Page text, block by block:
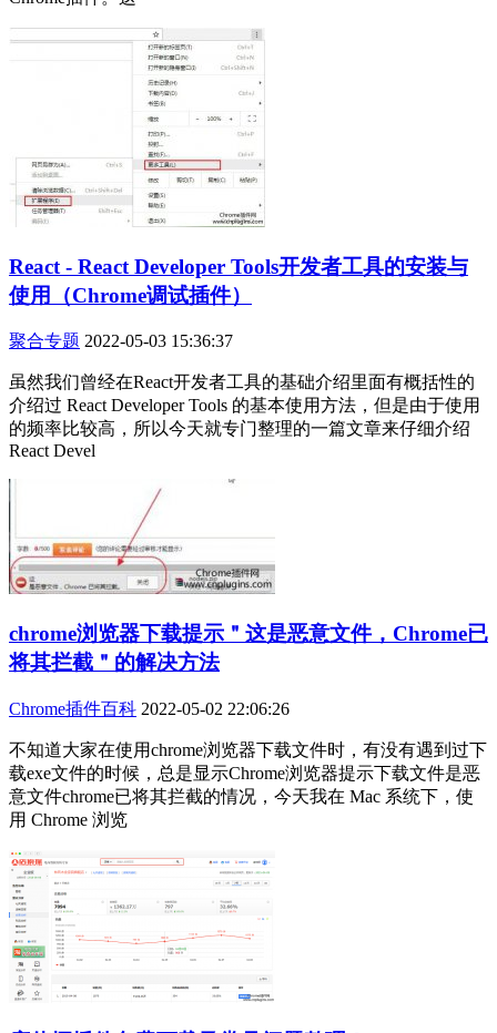
React - React Developer Tools开发者工具的安装与
使用（Chrome调试插件）
聚合专题 2022-05-03 15:36:37
虽然我们曾经在React开发者工具的基础介绍里面有概括性的
介绍过 React Developer Tools 的基本使用方法，但是由于使用
的频率比较高，所以今天就专门整理的一篇文章来仔细介绍
React Devel
chrome浏览器下载提示＂这是恶意文件，Chrome已
将其拦截＂的解决方法
Chrome插件百科 2022-05-02 22:06:26
不知道大家在使用chrome浏览器下载文件时，有没有遇到过下
载exe文件的时候，总是显示Chrome浏览器提示下载文件是恶
意文件chrome已将其拦截的情况，今天我在 Mac 系统下，使
用 Chrome 浏览